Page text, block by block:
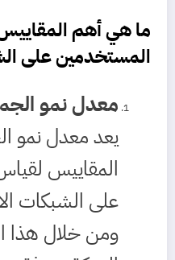
ما هي أهم
المستخدمين على
معدل نمو
يعد معدل نمو
المقاييس
على الشبكات
ومن خلال هذا